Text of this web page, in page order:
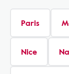
Paris
Nice